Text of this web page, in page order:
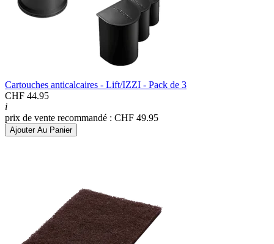
Cartouches anticalcaires - Lift/IZZI - Pack de 3
CHF 44.95
i
prix de vente recommandé : CHF 49.95
Ajouter Au Panier